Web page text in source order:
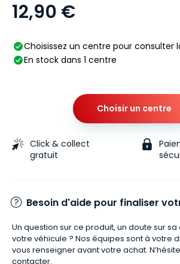
12,90 €
Choisissez un centre pour consulter
En stock dans 1 centre
Choisir un centre
Click & collect
gratuit
Besoin d'aide pour finaliser
Un question sur ce produit, un doute sur
votre véhicule ? Nos équipes sont à votre
vous renseigner avant votre achat.
contacter.